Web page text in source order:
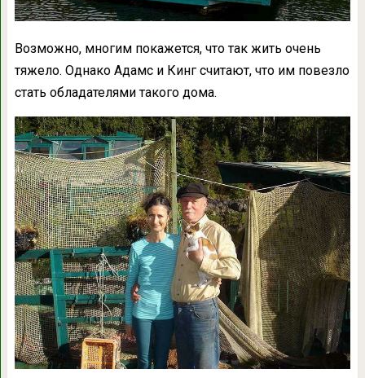
Возможно, многим покажется, что так жить очень
тяжело. Однако Адамс и Кинг считают, что им повезло
стать обладателями такого дома.